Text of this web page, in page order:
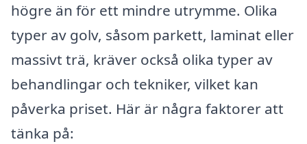
högre än för ett mindre utrymme. Olika
typer av golv, såsom parkett, laminat eller
massivt trä, kräver också olika typer av
behandlingar och tekniker, vilket kan
påverka priset. Här är några faktorer att
tänka på: